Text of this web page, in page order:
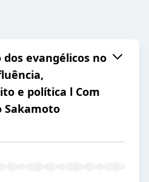
dos evangélicos no
e política l Com
Sakamoto